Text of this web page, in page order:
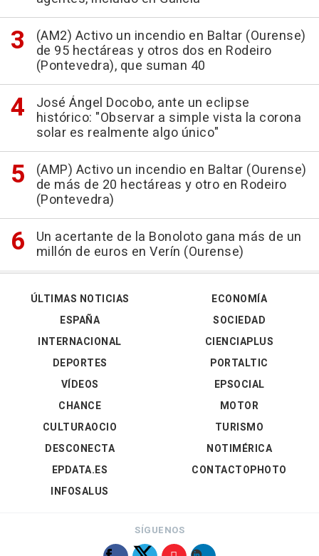
(AM2) Activo un incendio en Baltar (Ourense)
de 95 hectáreas y otros dos en Rodeiro
(Pontevedra), que suman 40
José Ángel Docobo, ante un eclipse
histórico: "Observar a simple vista la corona
solar es realmente algo único"
(AMP) Activo un incendio en Baltar (Ourense)
de más de 20 hectáreas y otro en Rodeiro
(Pontevedra)
Un acertante de la Bonoloto gana más de un
millón de euros en Verín (Ourense)
ÚLTIMAS NOTICIAS
ESPAÑA
INTERNACIONAL
DEPORTES
VÍDEOS
ECONOMÍA
SOCIEDAD
CIENCIAPLUS
PORTALTIC
EPSOCIAL
CHANCE
CULTURAOCIO
DESCONECTA
EPDATA.ES
INFOSALUS
MOTOR
TURISMO
NOTIMÉRICA
CONTACTOPHOTO
SÍGUENOS